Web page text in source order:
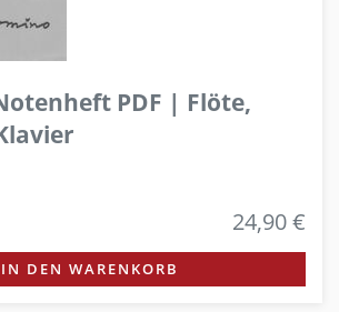
PDF | Flöte,
24,90 €
IN DEN WARENKORB